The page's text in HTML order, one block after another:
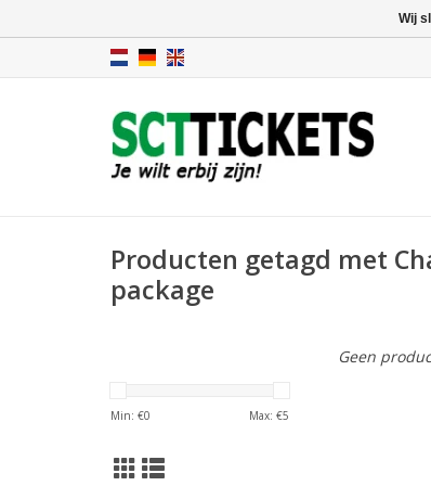
Producten getagd met
package
Min: €0 Max: €5
Geen
Wij